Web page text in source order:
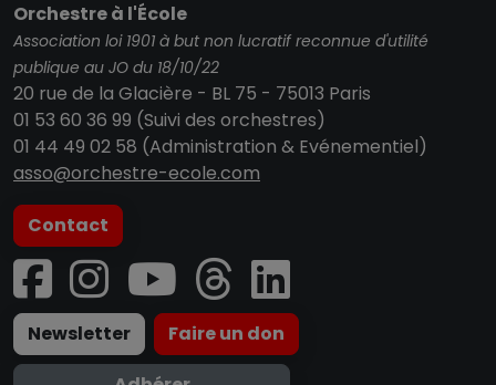
Orchestre à l'École
Association loi 1901 à but non lucratif reconnue d'utilité
publique au JO du 18/10/22
20 rue de la Glacière - BL 75 - 75013 Paris
01 53 60 36 99 (Suivi des orchestres)
01 44 49 02 58 (Administration & Evénementiel)
asso@orchestre-ecole.com
Contact
Newsletter
Faire un don